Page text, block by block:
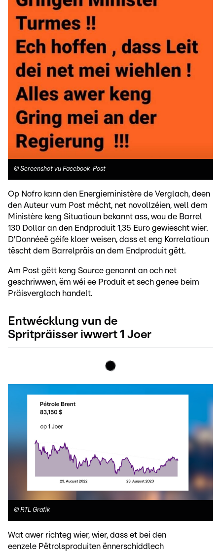
© Screenshot vu Facebook-Post
Op Nofro kann den Energieministère de Verglach, deen
den Auteur vum Post mécht, net novollzéien, well dem
Ministère keng Situatioun bekannt ass, wou de Barrel
130 Dollar an den Endproduit 1,35 Euro gewiescht wier.
D'Donnéeë géife kloer weisen, dass et eng Korrelatioun
tëscht dem Barrelpräis an dem Endproduit gëtt.
Am Post gëtt keng Source genannt an och net
geschriwwen, ëm wéi ee Produit et sech genee beim
Präisverglach handelt.
Entwécklung vun de
Spritpräisser iwwert 1 Joer
© RTL Grafik
Wat awer richteg wier, wier, dass et bei den
eenzele Pëtrolsproduiten ënnerschiddlech